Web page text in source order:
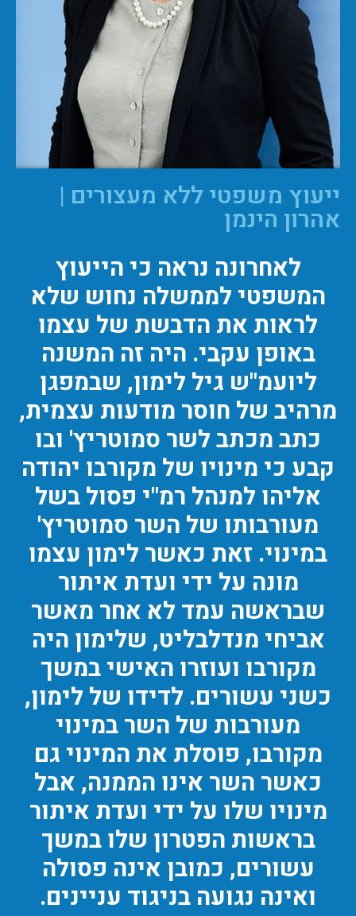
ייעוץ משפטי ללא מעצורים |
אהרון הינמן
לאחרונה נראה כי הייעוץ
המשפטי לממשלה נחוש שלא
לראות את הדבשת של עצמו
באופן עקבי. היה זה המשנה
ליועמ"ש גיל לימון, שבמפגן
מרהיב של חוסר מודעות עצמית,
כתב מכתב לשר סמוטריץ' ובו
קבע כי מינויו של מקורבו יהודה
אליהו למנהל רמ"י פסול בשל
מעורבותו של השר סמוטריץ'
במינוי. זאת כאשר לימון עצמו
מונה על ידי ועדת איתור
שבראשה עמד לא אחר מאשר
אביחי מנדלבליט, שלימון היה
מקורבו ועוזרו האישי במשך
כשני עשורים. לדידו של לימון,
מעורבות של השר במינוי
מקורבו, פוסלת את המינוי גם
כאשר השר אינו הממנה, אבל
מינויו שלו על ידי ועדת איתור
בראשות הפטרון שלו במשך
עשורים, כמובן אינה פסולה
ואינה נגועה בניגוד עניינים.